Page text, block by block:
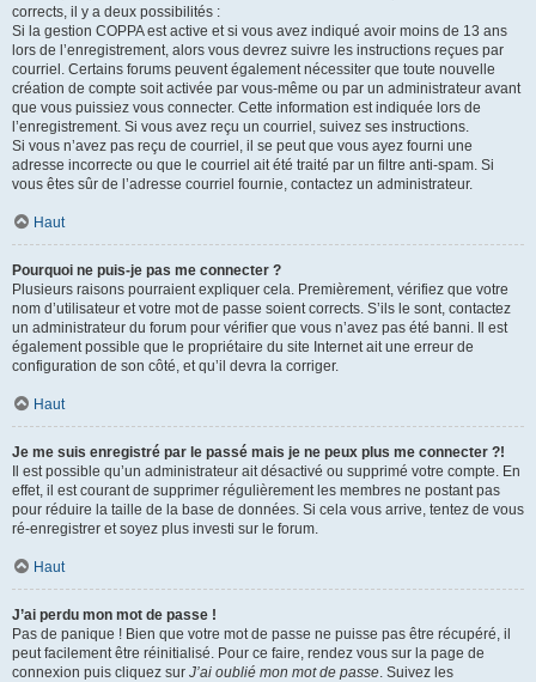
corrects, il y a deux possibilités :
Si la gestion COPPA est active et si vous avez indiqué avoir moins de 13 ans
lors de l’enregistrement, alors vous devrez suivre les instructions reçues par
courriel. Certains forums peuvent également nécessiter que toute nouvelle
création de compte soit activée par vous-même ou par un administrateur avant
que vous puissiez vous connecter. Cette information est indiquée lors de
l’enregistrement. Si vous avez reçu un courriel, suivez ses instructions.
Si vous n’avez pas reçu de courriel, il se peut que vous ayez fourni une
adresse incorrecte ou que le courriel ait été traité par un filtre anti-spam. Si
vous êtes sûr de l’adresse courriel fournie, contactez un administrateur.
Haut
Pourquoi ne puis-je pas me connecter ?
Plusieurs raisons pourraient expliquer cela. Premièrement, vérifiez que votre
nom d’utilisateur et votre mot de passe soient corrects. S’ils le sont, contactez
un administrateur du forum pour vérifier que vous n’avez pas été banni. Il est
également possible que le propriétaire du site Internet ait une erreur de
configuration de son côté, et qu’il devra la corriger.
Haut
Je me suis enregistré par le passé mais je ne peux plus me connecter ?!
Il est possible qu’un administrateur ait désactivé ou supprimé votre compte. En
effet, il est courant de supprimer régulièrement les membres ne postant pas
pour réduire la taille de la base de données. Si cela vous arrive, tentez de vous
ré-enregistrer et soyez plus investi sur le forum.
Haut
J’ai perdu mon mot de passe !
Pas de panique ! Bien que votre mot de passe ne puisse pas être récupéré, il
peut facilement être réinitialisé. Pour ce faire, rendez vous sur la page de
connexion puis cliquez sur J’ai oublié mon mot de passe. Suivez les